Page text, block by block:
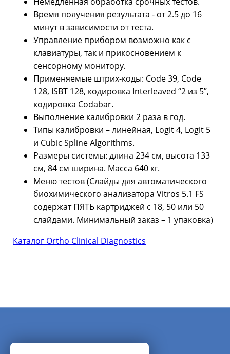
Время получения результата - от 2.5 до 16
минут в зависимости от теста.
Управление прибором возможно как с
клавиатуры, так и прикосновением к
сенсорному монитору.
Применяемые штрих-коды: Code 39, Code
128, ISBT 128, кодировка Interleaved “2 из 5”,
кодировка Codabar.
Выполнение калибровки 2 раза в год.
Типы калибровки – линейная, Logit 4, Logit 5
и Cubic Spline Algorithms.
Размеры системы: длина 234 см, высота 133
см, 84 см ширина. Масса 640 кг.
Меню тестов (Слайды для автоматического
биохимического анализатора Vitros 5.1 FS
содержат ПЯТЬ картриджей с 18, 50 или 50
слайдами. Минимальный заказ – 1 упаковка)
Каталог Ortho Clinical Diagnostics